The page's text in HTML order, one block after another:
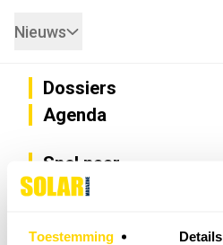
Toestemming Details
Nieuws
Dossiers
Agenda
Snel naar
Privacy
Nieuwsbrief